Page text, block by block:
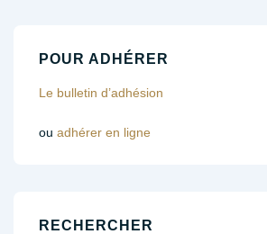
POUR ADHÉRER
Le bulletin d’adhésion
ou adhérer en ligne
RECHERCHER